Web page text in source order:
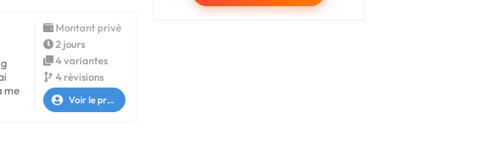
me
Montant privé
2 jours
4 variantes
4 révisions
Voir le profil